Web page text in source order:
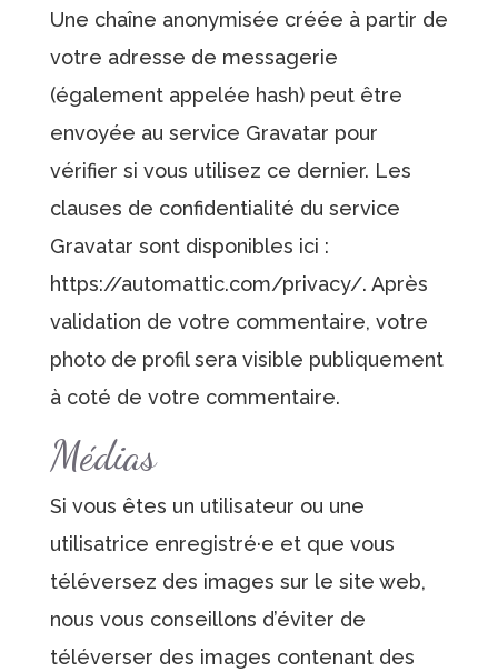
Une chaîne anonymisée créée à partir de
votre adresse de messagerie
(également appelée hash) peut être
envoyée au service Gravatar pour
vérifier si vous utilisez ce dernier. Les
clauses de confidentialité du service
Gravatar sont disponibles ici :
https://automattic.com/privacy/. Après
validation de votre commentaire, votre
photo de profil sera visible publiquement
à coté de votre commentaire.
Médias
Si vous êtes un utilisateur ou une
utilisatrice enregistré·e et que vous
téléversez des images sur le site web,
nous vous conseillons d’éviter de
téléverser des images contenant des